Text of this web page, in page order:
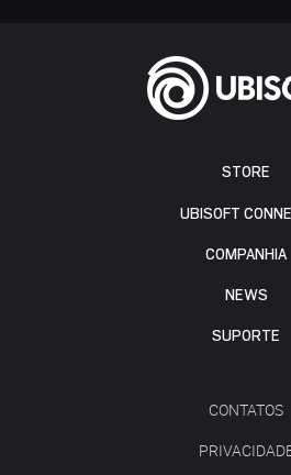
STORE
UBISOFT
COMPANHIA
NEWS
SUPORTE
CONTATOS